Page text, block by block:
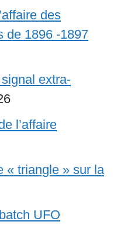
des
de 1896 -1897
extra-
l’affaire
« triangle » sur la
UFO